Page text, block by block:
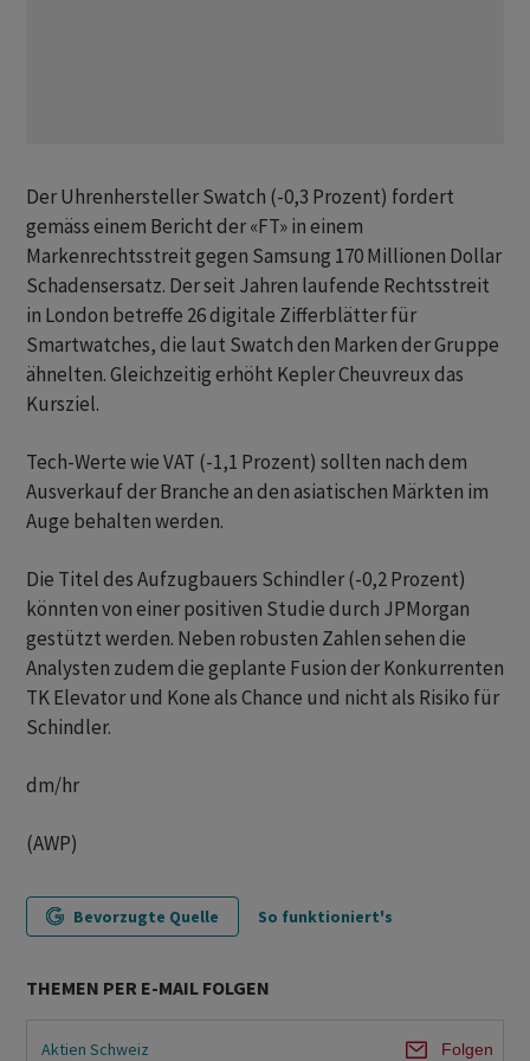
Der Uhrenhersteller Swatch (-0,3 Prozent) fordert
gemäss einem Bericht der «FT» in einem
Markenrechtsstreit gegen Samsung 170 Millionen Dollar
Schadensersatz. Der seit Jahren laufende Rechtsstreit
in London betreffe 26 digitale Zifferblätter für
Smartwatches, die laut Swatch den Marken der Gruppe
ähnelten. Gleichzeitig erhöht Kepler Cheuvreux das
Kursziel.
Tech-Werte wie VAT (-1,1 Prozent) sollten nach dem
Ausverkauf der Branche an den asiatischen Märkten im
Auge behalten werden.
Die Titel des Aufzugbauers Schindler (-0,2 Prozent)
könnten von einer positiven Studie durch JPMorgan
gestützt werden. Neben robusten Zahlen sehen die
Analysten zudem die geplante Fusion der Konkurrenten
TK Elevator und Kone als Chance und nicht als Risiko für
Schindler.
dm/hr
(AWP)
Bevorzugte Quelle So funktioniert's
THEMEN PER E-MAIL FOLGEN
Aktien Schweiz Folgen